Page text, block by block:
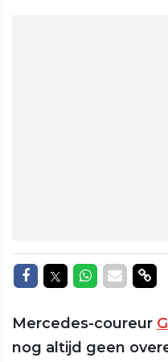
Delen op Facebook
Delen op
Delen op
Delen
Mercedes-coureur
nog altijd geen